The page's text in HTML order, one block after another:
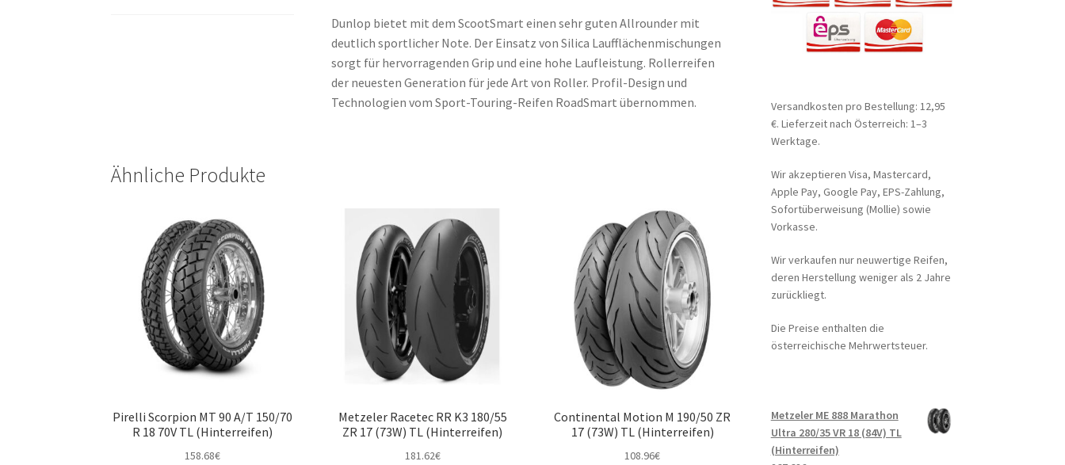
Dunlop bietet mit dem ScootSmart einen sehr guten Allrounder mit
deutlich sportlicher Note. Der Einsatz von Silica Laufflächenmischungen
sorgt für hervorragenden Grip und eine hohe Laufleistung. Rollerreifen
der neuesten Generation für jede Art von Roller. Profil-Design und
Technologien vom Sport-Touring-Reifen RoadSmart übernommen.
Ähnliche Produkte
Pirelli Scorpion MT 90 A/T 150/70
R 18 70V TL (Hinterreifen)
158.68€
Metzeler Racetec RR K3 180/55
ZR 17 (73W) TL (Hinterreifen)
181.62€
Continental Motion M 190/50 ZR
17 (73W) TL (Hinterreifen)
108.96€
Versandkosten pro Bestellung: 12,95
€. Lieferzeit nach Österreich: 1–3
Werktage.
Wir akzeptieren Visa, Mastercard,
Apple Pay, Google Pay, EPS-Zahlung,
Sofortüberweisung (Mollie) sowie
Vorkasse.
Wir verkaufen nur neuwertige Reifen,
deren Herstellung weniger als 2 Jahre
zurückliegt.
Die Preise enthalten die
österreichische Mehrwertsteuer.
Metzeler ME 888 Marathon
Ultra 280/35 VR 18 (84V) TL
(Hinterreifen)